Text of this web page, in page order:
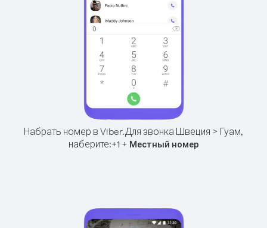
Набрать номер в Viber.Для звонка Швеция > Гуам,
наберите:+1+ Местный номер